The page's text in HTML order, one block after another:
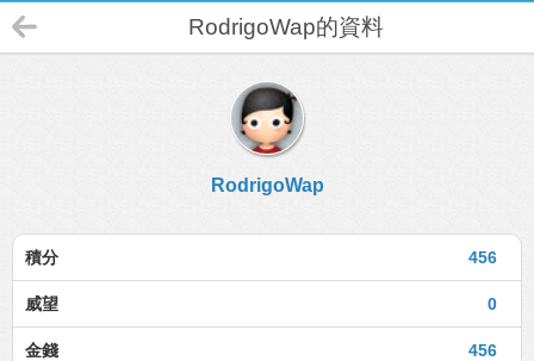
RodrigoWap的資料
RodrigoWap
456
積分
0
威望
456
金錢